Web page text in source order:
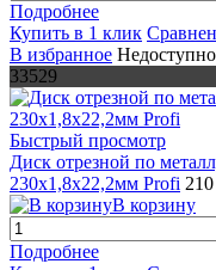
Подробнее
Купить в 1 клик
В избранное Недоступно
33529
Быстрый просмотр
Диск отрезной по
230х1,8х22,2мм Profi
В корзину
Подробнее